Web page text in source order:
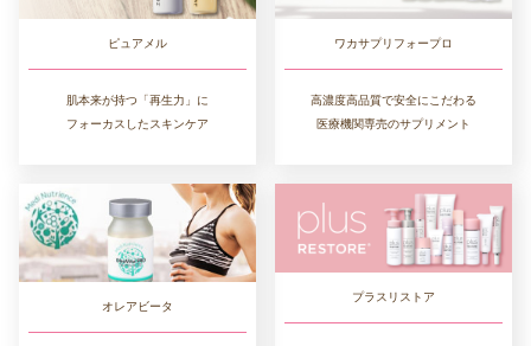
ピュアメル
肌本来が持つ「再生力」に
フォーカスしたスキンケア
ワカサプリフォープロ
高濃度高品質で安全にこだわる
医療機関専売のサプリメント
オレアビータ
プラスリストア